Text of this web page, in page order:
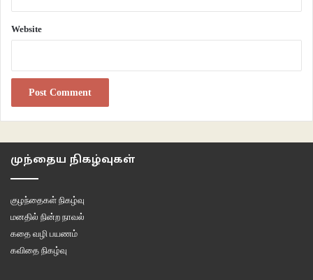
Website
முந்தைய நிகழ்வுகள்
குழந்தைகள் நிகழ்வு
மனதில் நின்ற நாவல்
கதை வழி பயணம்
கவிதை நிகழ்வு